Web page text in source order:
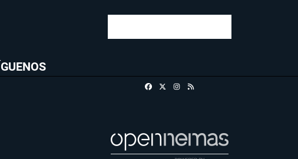
FacebookInstagram